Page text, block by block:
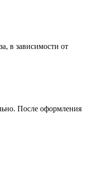
в зависимости от
После оформления